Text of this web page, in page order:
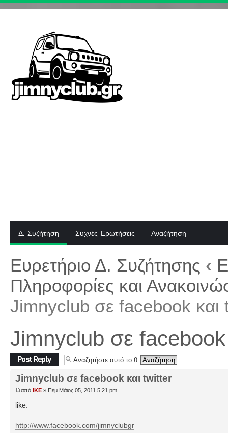
Δ. Συζήτηση Συχνές Ερωτήσεις Αναζήτηση
Ευρετήριο Δ. Συζήτησης ‹
Πληροφορίες και
Jimnyclub σε facebook και
Jimnyclub σε facebook
Δημιουργία
απάντησης
Jimnyclub σε facebook και twitter
από IKE » Πέμ Μάιος 05, 2011 5:21 pm
like:
http://www.facebook.com/jimnyclubgr